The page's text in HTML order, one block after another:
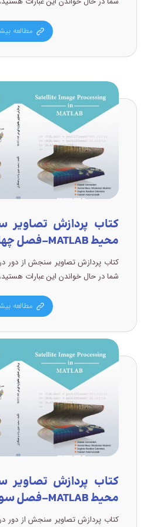
مطالعه
کتاب پردازش
محیط MATLAB-فصل چهارم
شما در حال خواندن این عبارات
مطالعه
کتاب پردازش
محیط MATLAB-فصل سوم